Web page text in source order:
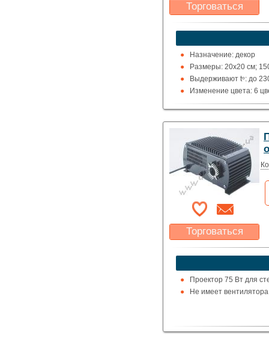
Торговаться
Какая цена Вас
устроит?
Указать цену
Назначение: декор
Размеры: 20х20 см;
Выдерживают tᵒ: до
Изменение цвета: 6
Подсоединение: к
Торговаться
Какая цена Вас
устроит?
Указать цену
Проектор 75 Вт для
Не имеет